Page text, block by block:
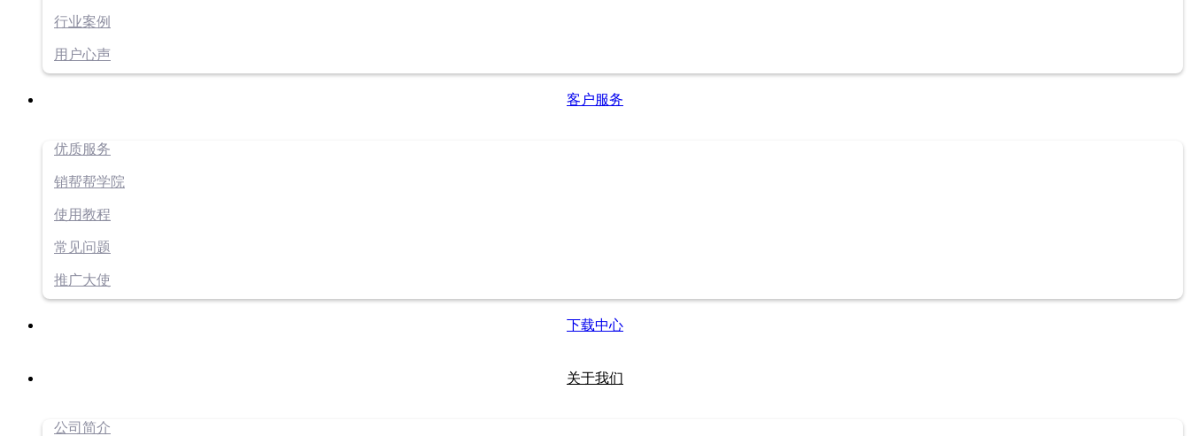
行业案例
用户心声
客户服务
优质服务
销帮帮学院
使用教程
常见问题
推广大使
下载中心
关于我们
公司简介